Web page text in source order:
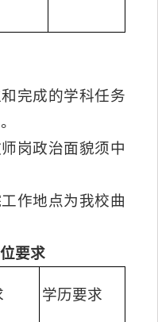
完成的学科任务
岗政治面貌须中
作地点为我校曲
要求
学历要求